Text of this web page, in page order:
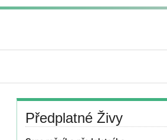
Předplatné Živy